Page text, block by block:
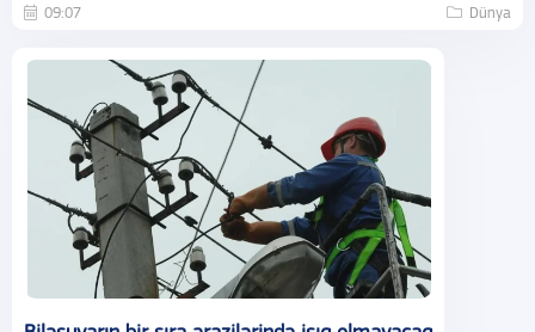
09:07 Dünya